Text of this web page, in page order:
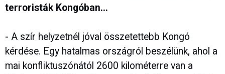
terroristák Kongóban...
- A szír helyzetnél jóval összetettebb Kongó
kérdése. Egy hatalmas országról beszélünk, ahol a
mai konfliktuszónától 2600 kilométerre van a